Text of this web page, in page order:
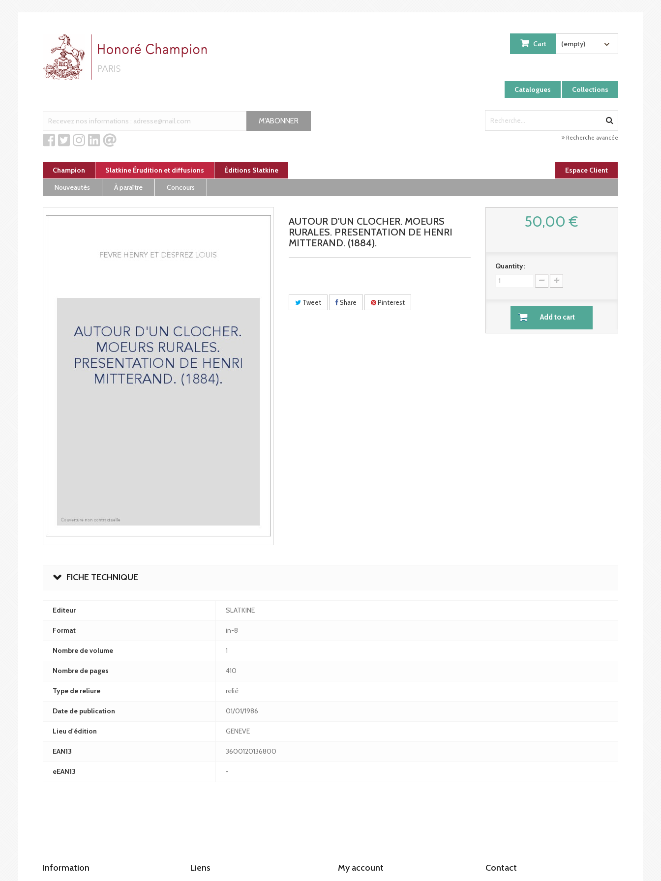
Catalogues Collections
Cart (empty)
M'ABONNER
Recherche avancée
Champion Slatkine Érudition et diffusions Éditions Slatkine
Espace Client
Nouveautés
À paraître Concours
AUTOUR D'UN CLOCHER. MOEURS
RURALES. PRESENTATION DE HENRI
MITTERAND. (1884).
Tweet Share Pinterest
50,00 €
Quantity:
Add to cart
FICHE TECHNIQUE
Editeur SLATKINE
Format in-8
Nombre de volume 1
Nombre de pages 410
Type de reliure relié
Date de publication 01/01/1986
Lieu d'édition GENEVE
EAN13 3600120136800
eEAN13 -
Information Liens My account Contact